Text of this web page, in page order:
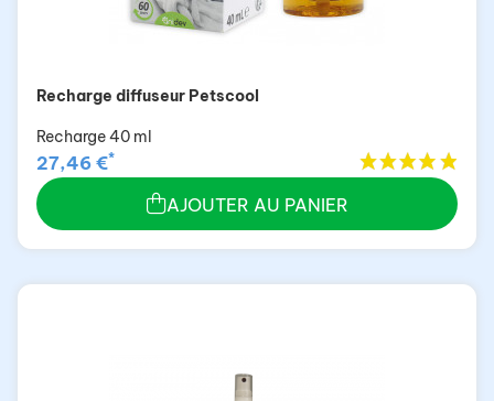
Recharge diffuseur Petscool
Recharge 40 ml
27,46 €*
AJOUTER AU PANIER